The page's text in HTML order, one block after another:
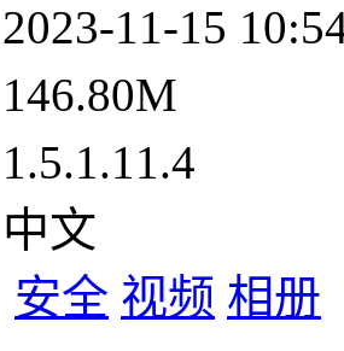
2023-11-15
146.80M
1.5.1.11.4
中文
安全 视频 相册